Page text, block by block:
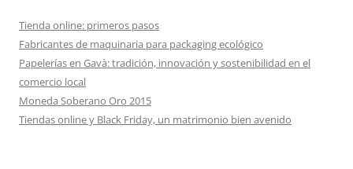
Tienda online: primeros pasos
Fabricantes de maquinaria para packaging ecológico
Papelerías en Gavà: tradición, innovación y sostenibilidad en el
comercio local
Moneda Soberano Oro 2015
Tiendas online y Black Friday, un matrimonio bien avenido